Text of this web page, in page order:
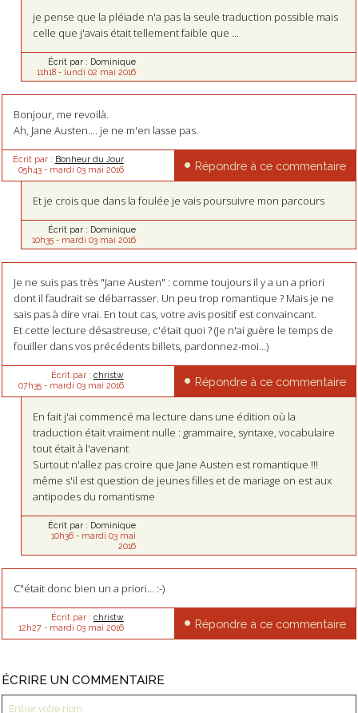
je pense que la pléiade n'a pas la seule traduction possible mais
celle que j'avais était tellement faible que ...
Écrit par : Dominique
11h18- lundi 02 mai 2016
Bonjour, me revoilà.
Ah, Jane Austen.... je ne m'en lasse pas.
Écrit par : Bonheur du Jour
05h43- mardi 03 mai 2016 Répondre à ce commentaire
Et je crois que dans la foulée je vais poursuivre mon parcours
Écrit par : Dominique
10h35- mardi 03 mai 2016
Je ne suis pas très "Jane Austen" : comme toujours il y a un a priori
dont il faudrait se débarrasser. Un peu trop romantique ? Mais je ne
sais pas à dire vrai. En tout cas, votre avis positif est convaincant.
Et cette lecture désastreuse, c'était quoi ? (Je n'ai guère le temps de
fouiller dans vos précédents billets, pardonnez-moi...)
Écrit par : christw
07h35- mardi 03 mai 2016 Répondre à ce commentaire
En fait j'ai commencé ma lecture dans une édition où la
traduction était vraiment nulle : grammaire, syntaxe, vocabulaire
tout était à l'avenant
Surtout n'allez pas croire que Jane Austen est romantique !!!
même s'il est question de jeunes filles et de mariage on est aux
antipodes du romantisme
Écrit par : Dominique
10h36- mardi 03 mai
2016
C"était donc bien un a priori... :-)
Écrit par : christw
12h27- mardi 03 mai 2016 Répondre à ce commentaire
ÉCRIRE UN COMMENTAIRE